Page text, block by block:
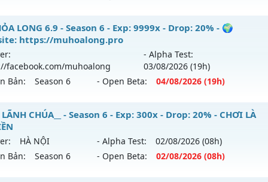
loại: Mu Nguyên bản Webzen
GoldShield
phẩm SS6 2026 - Boss drop 1h/lần, Set tân thủ free
mới ra tháng 07 2026 - Mở máy chủ
Viet Plus
9999x - Drop: 90%
loại: Mu Bán Đồ Full Trong Shop
Phoenix 2026
LONG 6.9 - Season 6 - Exp: 9999x - Drop: 20% - 🌍
https://muhoalong.pro
facebook.com/muhoalong
- Alpha Test:
03/08/2026 (19h)
Bản:
Season 6 - Open Beta: 04/08/2026 (19h)
LONG 6.9 - 🌍 Website: https://muhoalong.pro
ra tháng 08 2026 - Mở máy chủ https://facebook.com/
04/08/2626
LÃNH CHÚA__ - Season 6 - Exp: 300x - Drop: 20% - CHƠI LÀ
HÀ NỘI - Alpha Test: 02/08/2026 (08h)
Bản:
Season 6 - Open Beta: 02/08/2026 (08h)